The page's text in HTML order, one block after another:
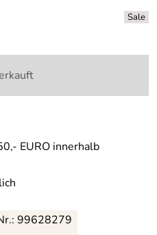
EURO innerhalb
99628279